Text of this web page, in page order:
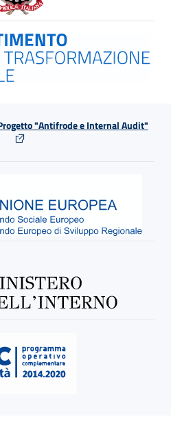
"Antifrode e Internal Audit"